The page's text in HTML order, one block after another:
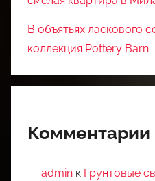
В объятьях ласкового
коллекция Pottery Barn
Комментарии
admin к Грунтовые